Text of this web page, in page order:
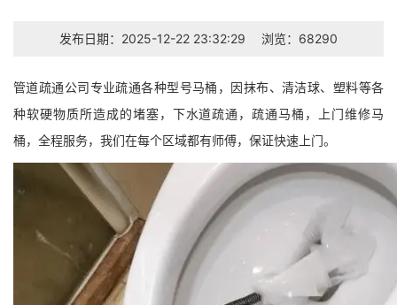
发布日期：2025-12-22 23:32:29 浏览：68290
管道疏通公司专业疏通各种型号马桶，因抹布、清洁球、塑料等各
种软硬物质所造成的堵塞，下水道疏通，疏通马桶，上门维修马
桶，全程服务，我们在每个区域都有师傅，保证快速上门。